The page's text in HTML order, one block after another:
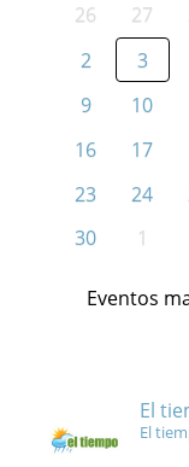
26 27
2
3
9
10
16
17
23
24
30
1
Eventos
El
El